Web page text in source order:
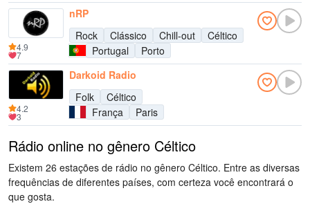
nRP
Rock
Clássico Chill-out
Céltico
Portugal
Porto
4.9
7
Darkoid Radio
Folk
Céltico
França
Paris
4.2
3
Rádio online no gênero Céltico
Existem 26 estações de rádio no gênero Céltico. Entre as diversas
frequências de diferentes países, com certeza você encontrará o
que gosta.